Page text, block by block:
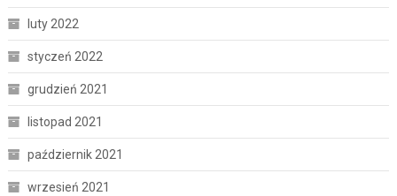
luty 2022
styczeń 2022
grudzień 2021
listopad 2021
październik 2021
wrzesień 2021